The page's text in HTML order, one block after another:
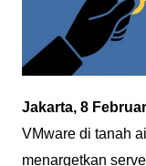
Jakarta, 8
VMware di tanah
menargetkan